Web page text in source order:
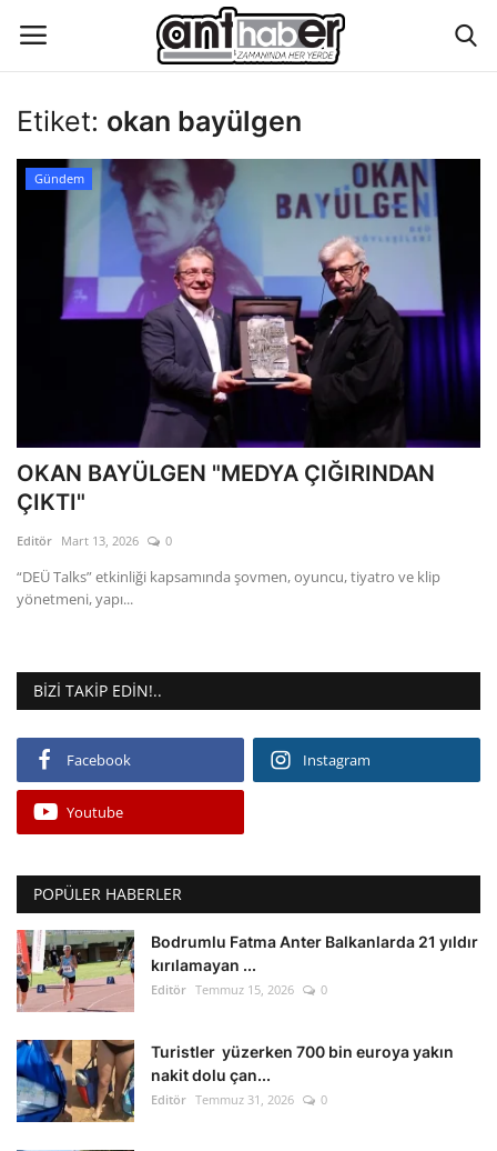
Eğitim
Aktüel Magazin
Hakkımızda
Çevre
Gizlilik Politikası
Reklam ve İşbirliği
Turizm
Siyaset
Bodrum Nöbetçi Eczaneler
Köşe Yazarları
Spor
Kültür Sanat Tarih
Sağlık
Ekonomi
Etiket: okan bayülgen
Gündem
OKAN BAYÜLGEN "MEDYA ÇIĞIRINDAN
ÇIKTI"
Editör Mart 13, 2026 0
“DEÜ Talks” etkinliği kapsamında şovmen, oyuncu, tiyatro ve klip
yönetmeni, yapı...
BIZI TAKIP EDIN!..
Facebook Instagram
Youtube
POPÜLER HABERLER
Bodrumlu Fatma Anter Balkanlarda 21 yıldır
kırılamayan ...
Editör Temmuz 15, 2026 0
Turistler yüzerken 700 bin euroya yakın
nakit dolu çan...
Editör Temmuz 31, 2026 0